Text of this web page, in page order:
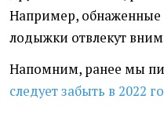
Например, обнаженные
лодыжки отвлекут
Напомним, ранее мы
следует забыть в 2022